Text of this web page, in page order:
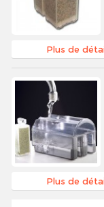
Plus de
Plus de